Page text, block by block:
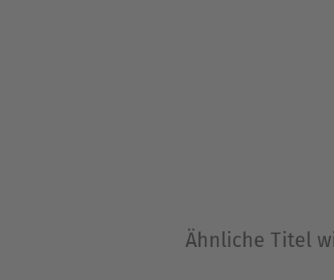
für Erwachsene
ist sie immer noch am
Ähnliche Titel